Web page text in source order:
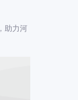
助力河